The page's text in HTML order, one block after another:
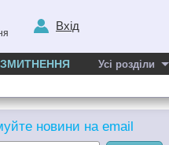
Вхід
Усі розділи
новини на email